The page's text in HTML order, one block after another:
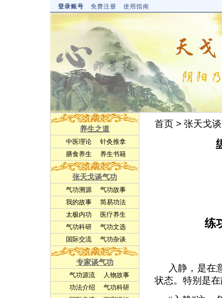
登录账号 免费注册 使用指南
养生之道
中医理论
针灸推拿
膳食养生
养生书籍
张天戈谈气功
气功溯源
气功故事
我的故事
简易功法
太极内功
医疗养生
气功科研
气功文选
国际交流
气功杂谈
专家谈气功
气功源流
人物故事
功法介绍
气功科研
首页 > 张天戈
练
入静，是在
状态。特别是